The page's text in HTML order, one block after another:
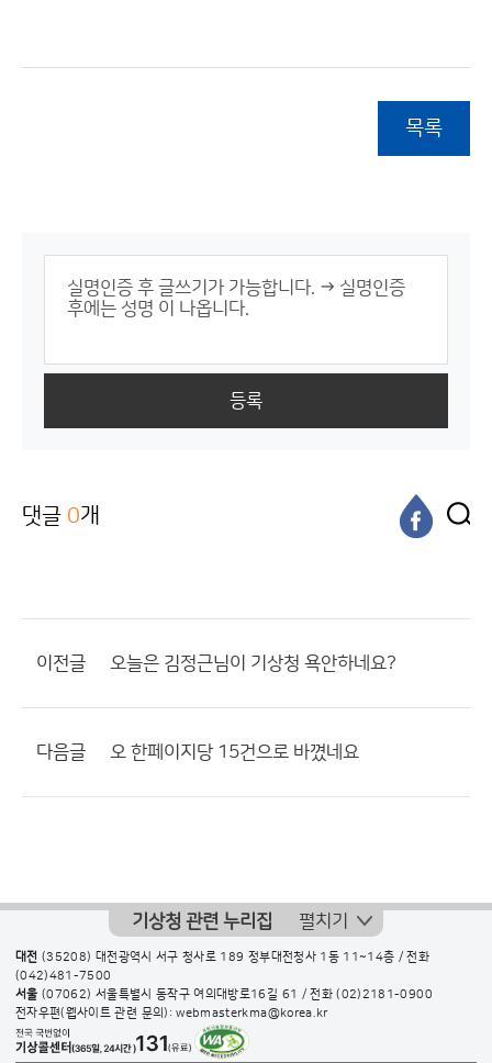
목록
등록
댓글 0개
이전글 오늘은 김정근님이 기상청 욕안하네요?
다음글 오 한페이지당 15건으로 바꼈네요
기상청 관련 누리집 펼치기
대전 (35208) 대전광역시 서구 청사로 189 정부대전청사 1동 11~14층 / 전화
(042)481-7500
서울 (07062) 서울특별시 동작구 여의대방로16길 61 / 전화(02)2181-0900
전자우편(웹사이트 관련 문의): webmasterkma@korea.kr